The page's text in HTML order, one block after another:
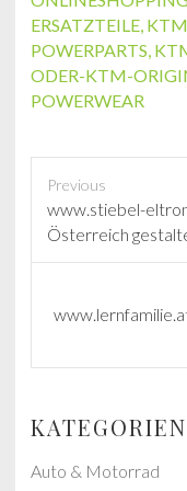
ERSATZTEILE,
POWERPARTS,
ODER-KTM-
POWERWEAR
Previous
P
r
e
o
s
www.stiebel-
Österreich
N
x
p
o
s
KATEGORIEN
Auto & Motorrad